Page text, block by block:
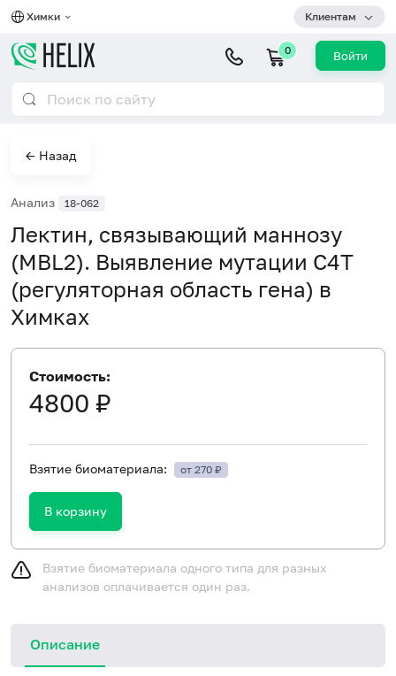
Химки Клиентам
0 Войти
← Назад
Анализ 18-062
Лектин, связывающий маннозу
(MBL2). Выявление мутации C4T
(регуляторная область гена) в
Химках
Стоимость:
4800 ₽
Взятие биоматериала: от 270 ₽
В корзину
Взятие биоматериала одного типа для разных
анализов оплачивается один раз.
Описание